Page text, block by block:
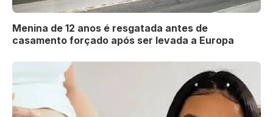
Menina de 12 anos é resgatada antes de
casamento forçado após ser levada a Europa